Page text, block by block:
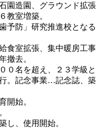
造園、グラウンド拡
教室増築。
予防」研究推進校となる
食室拡張、集中暖房工事
撤去。
０名を超え、２３学級と
。記念事業…記念誌、築
開始。
し、使用開始。